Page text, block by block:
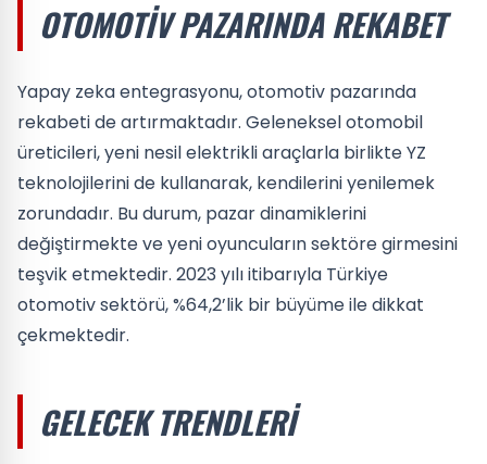
OTOMOTIV PAZARINDA REKABET
Yapay zeka entegrasyonu, otomotiv pazarında
rekabeti de artırmaktadır. Geleneksel otomobil
üreticileri, yeni nesil elektrikli araçlarla birlikte YZ
teknolojilerini de kullanarak, kendilerini yenilemek
zorundadır. Bu durum, pazar dinamiklerini
değiştirmekte ve yeni oyuncuların sektöre girmesini
teşvik etmektedir. 2023 yılı itibarıyla Türkiye
otomotiv sektörü, %64,2’lik bir büyüme ile dikkat
çekmektedir.
GELECEK TRENDLERI